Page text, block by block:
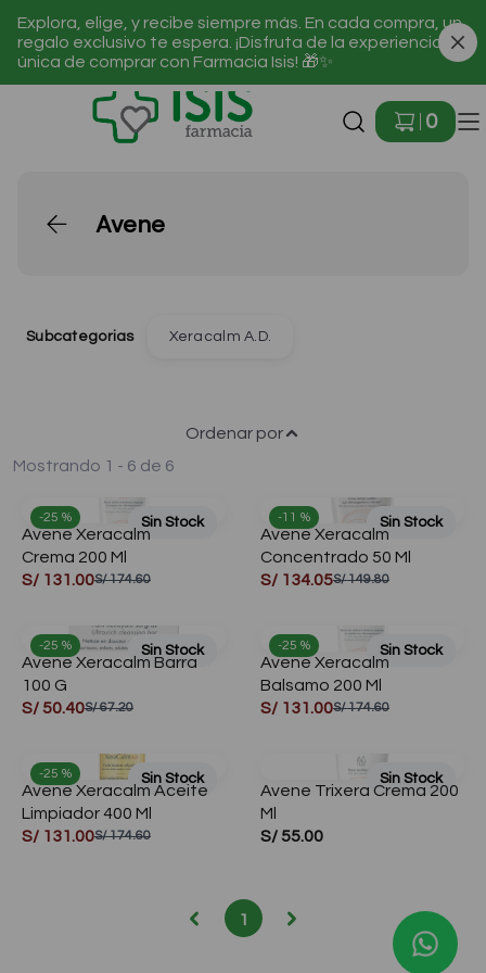
Explora, elige, y recibe siempre más. En cada compra, un
regalo exclusivo te espera. ¡Disfruta de la experiencia
única de comprar con Farmacia Isis! 🎁✨
0
Avene
Subcategorias Xeracalm A.D.
Mostrando 1 - 6 de 6
Ordenar por
-25 % Sin Stock
Avene Xeracalm
Crema 200 Ml
S/ 131.00S/ 174.60
-11 % Sin Stock
Avene Xeracalm
Concentrado 50 Ml
S/ 134.05S/ 149.80
-25 % Sin Stock
Avene Xeracalm Barra
100 G
S/ 50.40S/ 67.20
-25 % Sin Stock
Avene Xeracalm
Balsamo 200 Ml
S/ 131.00S/ 174.60
-25 % Sin Stock
Avene Xeracalm Aceite
Limpiador 400 Ml
S/ 131.00S/ 174.60
Sin Stock
Avene Trixera Crema 200
Ml
S/ 55.00
1
✨Solo online – T&C✨
Compra aquí